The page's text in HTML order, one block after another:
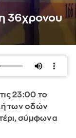
36χρονου
23:00 το
των οδών
σύμφωνα